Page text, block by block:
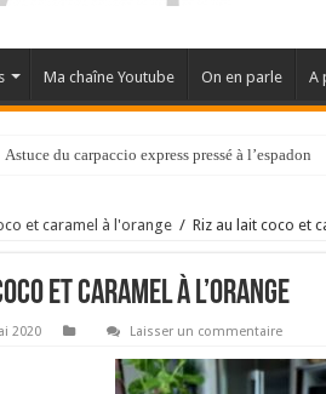
Ma chaîne Youtube On en parle A
Astuce du carpaccio express pressé à l’espadon
et caramel à l'orange / Riz au lait coco et
et caramel à l’orange
2020 Laisser un commentaire